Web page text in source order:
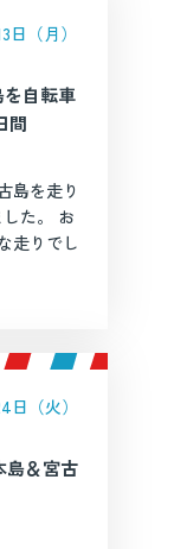
日（月）
自転車
間
島を走り
た。 お
走りでし
日（火）
＆宮古